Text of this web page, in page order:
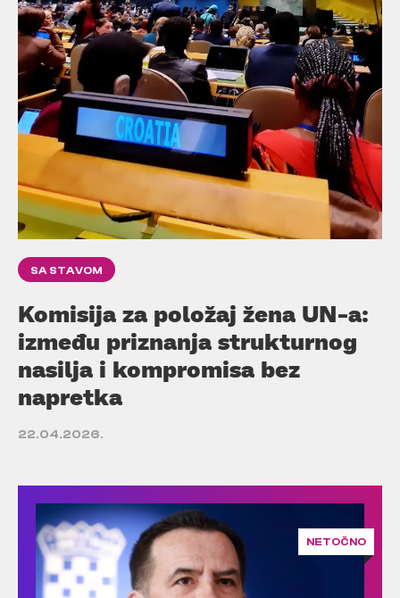
SA STAVOM
Komisija za položaj žena UN-a:
između priznanja strukturnog
nasilja i kompromisa bez
napretka
22.04.2026.
NETOČNO